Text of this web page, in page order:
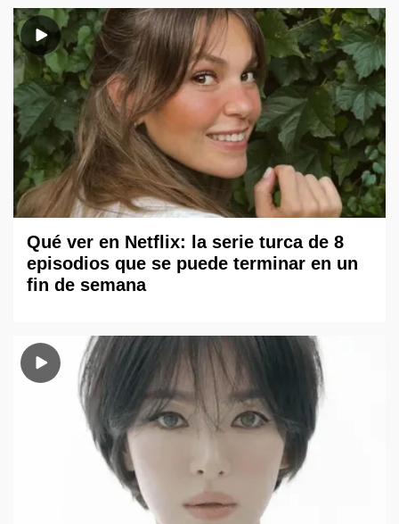
Qué ver en Netflix: la serie turca de 8
episodios que se puede terminar en un
fin de semana